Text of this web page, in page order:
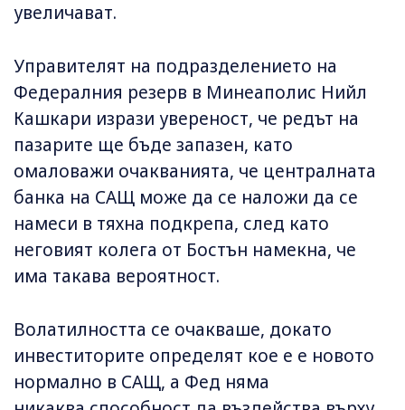
увеличават.
Управителят на подразделението на
Федералния резерв в Минеаполис Нийл
Кашкари изрази увереност, че редът на
пазарите ще бъде запазен, като
омаловажи очакванията, че централната
банка на САЩ може да се наложи да се
намеси в тяхна подкрепа, след като
неговият колега от Бостън намекна, че
има такава вероятност.
Волатилността се очакваше, докато
инвеститорите определят кое е е новото
нормално в САЩ, а Фед няма